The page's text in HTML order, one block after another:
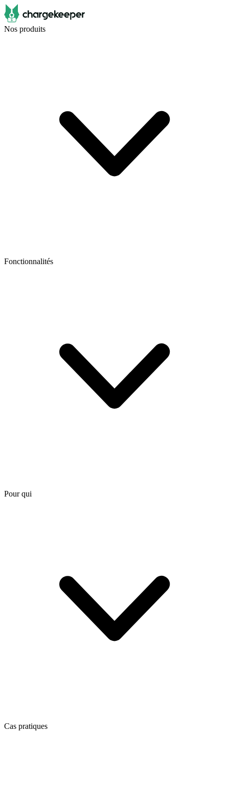
Nos produits
Fonctionnalités
Pour qui
Cas pratiques